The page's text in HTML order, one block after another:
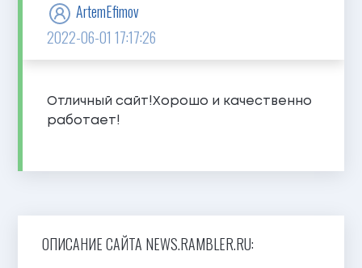
2022-06-01 17:17:26
ArtemEfimov
Отличный сайт!Хорошо и качественно
работает!
ОПИСАНИЕ САЙТА NEWS.RAMBLER.RU: